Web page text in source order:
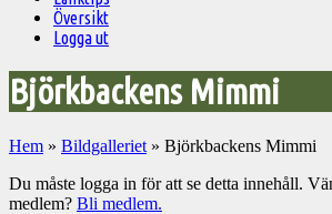
Översikt
Logga ut
Björkbackens Mimmi
Hem » Bildgalleriet » Björkbackens Mimmi
Du måste logga in för att se detta innehåll.
medlem? Bli medlem.